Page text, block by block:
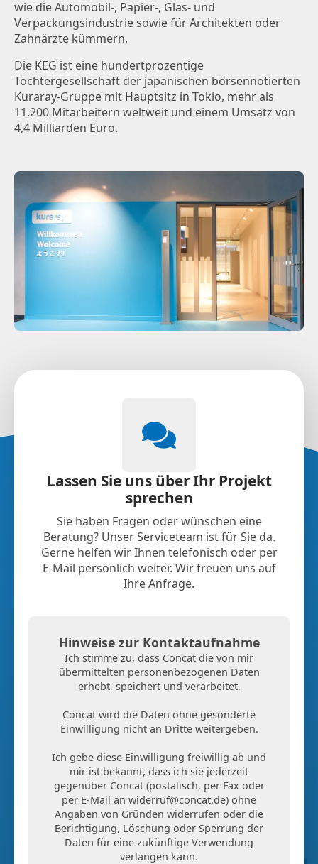
wie die Automobil-, Papier-, Glas- und
Verpackungsindustrie sowie für Architekten oder
Zahnärzte kümmern.
Die KEG ist eine hundertprozentige
Tochtergesellschaft der japanischen börsennotierten
Kuraray-Gruppe mit Hauptsitz in Tokio, mehr als
11.200 Mitarbeitern weltweit und einem Umsatz von
4,4 Milliarden Euro.
Lassen Sie uns über Ihr Projekt
sprechen
Sie haben Fragen oder wünschen eine
Beratung? Unser Serviceteam ist für Sie da.
Gerne helfen wir Ihnen telefonisch oder per
E-Mail persönlich weiter. Wir freuen uns auf
Ihre Anfrage.
Hinweise zur Kontaktaufnahme
Ich stimme zu, dass Concat die von mir
übermittelten personenbezogenen Daten
erhebt, speichert und verarbeitet.
Concat wird die Daten ohne gesonderte
Einwilligung nicht an Dritte weitergeben.
Ich gebe diese Einwilligung freiwillig ab und
mir ist bekannt, dass ich sie jederzeit
gegenüber Concat (postalisch, per Fax oder
per E-Mail an widerruf@concat.de) ohne
Angaben von Gründen widerrufen oder die
Berichtigung, Löschung oder Sperrung der
Daten für eine zukünftige Verwendung
verlangen kann.